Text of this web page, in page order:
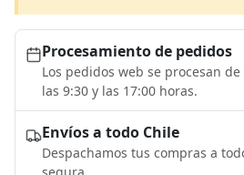
Procesamiento de pedidos
Los pedidos web se procesan
las 9:30 y las 17:00 horas.
Envíos a todo Chile
Despachamos tus compras a